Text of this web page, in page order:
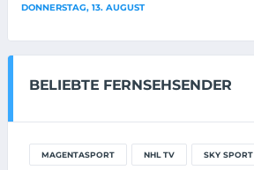
DONNERSTAG, 13. AUGUST
BELIEBTE FERNSEHSENDER
MAGENTASPORT NHL TV SKY SPORT